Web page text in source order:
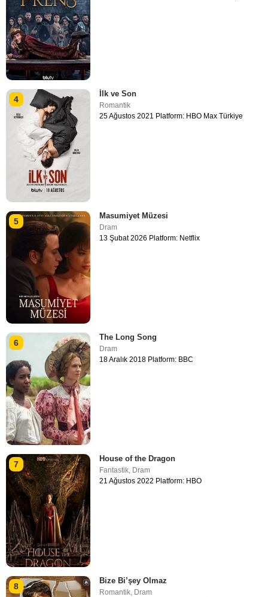
4
İlk ve Son
Romantik
25 Ağustos 2021 Platform: HBO Max Türkiye
5
Masumiyet Müzesi
Dram
13 Şubat 2026 Platform: Netflix
6
The Long Song
Dram
18 Aralık 2018 Platform: BBC
7
House of the Dragon
Fantastik, Dram
21 Ağustos 2022 Platform: HBO
8
Bize Bi’şey Olmaz
Romantik Dram